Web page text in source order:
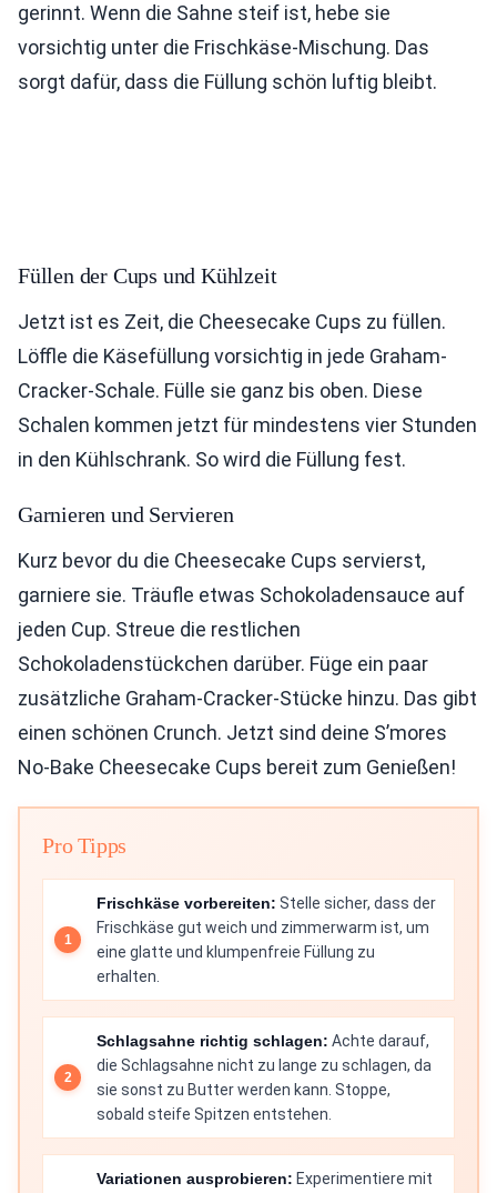
gerinnt. Wenn die Sahne steif ist, hebe sie
vorsichtig unter die Frischkäse-Mischung. Das
sorgt dafür, dass die Füllung schön luftig bleibt.
Füllen der Cups und Kühlzeit
Jetzt ist es Zeit, die Cheesecake Cups zu füllen.
Löffle die Käsefüllung vorsichtig in jede Graham-
Cracker-Schale. Fülle sie ganz bis oben. Diese
Schalen kommen jetzt für mindestens vier Stunden
in den Kühlschrank. So wird die Füllung fest.
Garnieren und Servieren
Kurz bevor du die Cheesecake Cups servierst,
garniere sie. Träufle etwas Schokoladensauce auf
jeden Cup. Streue die restlichen
Schokoladenstückchen darüber. Füge ein paar
zusätzliche Graham-Cracker-Stücke hinzu. Das gibt
einen schönen Crunch. Jetzt sind deine S’mores
No-Bake Cheesecake Cups bereit zum Genießen!
Pro Tipps
Frischkäse vorbereiten: Stelle sicher, dass der
Frischkäse gut weich und zimmerwarm ist, um
eine glatte und klumpenfreie Füllung zu
erhalten.
Schlagsahne richtig schlagen: Achte darauf,
die Schlagsahne nicht zu lange zu schlagen, da
sie sonst zu Butter werden kann. Stoppe,
sobald steife Spitzen entstehen.
Variationen ausprobieren: Experimentiere mit